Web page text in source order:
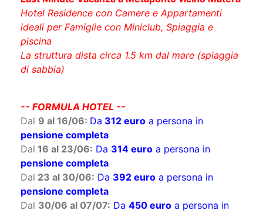
Last Minute Vacanza a Metaponto vicino Matera
Hotel Residence con Camere e Appartamenti
ideali per Famiglie con Miniclub, Spiaggia e
piscina
-- FORMULA HOTEL --
Dal9 al 16/06:Da312 euroa persona in
pensione completa
Dal 16 al 23/06: Da 314 euroa persona in
pensione completa
Dal 23 al 30/06:Da 392 euroa persona in